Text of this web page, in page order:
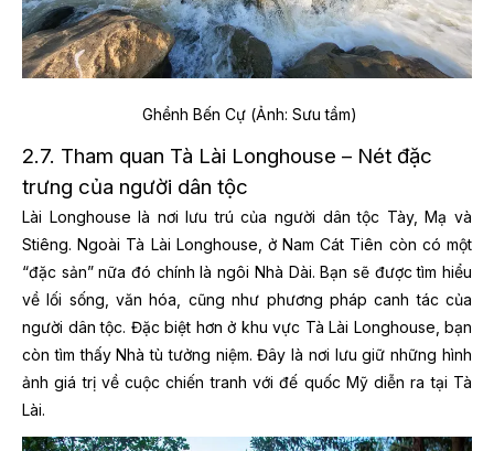
Ghềnh Bến Cự (Ảnh: Sưu tầm)
2.7. Tham quan Tà Lài Longhouse – Nét đặc
trưng của người dân tộc
Lài Longhouse là nơi lưu trú của người dân tộc Tày, Mạ và
Stiêng. Ngoài Tà Lài Longhouse, ở Nam Cát Tiên còn có một
“đặc sản” nữa đó chính là ngôi Nhà Dài. Bạn sẽ được tìm hiểu
về lối sống, văn hóa, cũng như phương pháp canh tác của
người dân tộc. Đặc biệt hơn ở khu vực Tà Lài Longhouse, bạn
còn tìm thấy Nhà tù tưởng niệm. Đây là nơi lưu giữ những hình
ảnh giá trị về cuộc chiến tranh với đế quốc Mỹ diễn ra tại Tà
Lài.